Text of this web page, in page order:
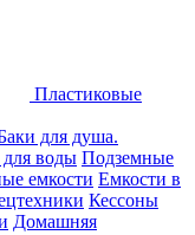
Пластиковые
для душа.
воды Подземные
емкости Емкости в
Кессоны
Домашняя